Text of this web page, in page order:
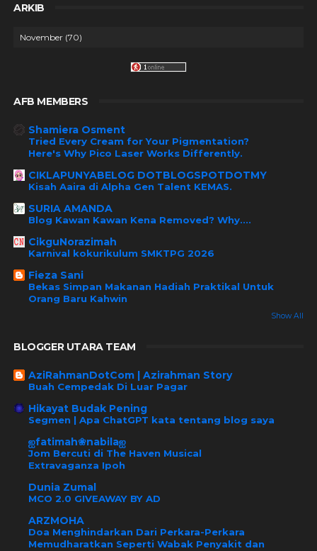
ARKIB
AFB MEMBERS
Shamiera Osment
Tried Every Cream for Your Pigmentation?
Here's Why Pico Laser Works Differently.
CIKLAPUNYABELOG DOTBLOGSPOTDOTMY
Kisah Aaira di Alpha Gen Talent KEMAS.
SURIA AMANDA
Blog Kawan Kawan Kena Removed? Why....
CikguNorazimah
Karnival kokurikulum SMKTPG 2026
Fieza Sani
Bekas Simpan Makanan Hadiah Praktikal Untuk
Orang Baru Kahwin
Show All
BLOGGER UTARA TEAM
AziRahmanDotCom | Azirahman Story
Buah Cempedak Di Luar Pagar
Hikayat Budak Pening
Segmen | Apa ChatGPT kata tentang blog saya
ஐfatimah❀nabilaஐ
Jom Bercuti di The Haven Musical
Extravaganza Ipoh
Dunia Zumal
MCO 2.0 GIVEAWAY BY AD
ARZMOHA
Doa Menghindarkan Dari Perkara-Perkara
Memudharatkan Seperti Wabak Penyakit dan